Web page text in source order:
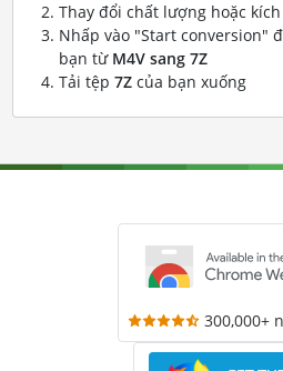
Thay đổi chất lượng hoặc
Nhấp vào "Start conversion"
bạn từ M4V sang 7Z
Tải tệp 7Zcủa bạn xuống
300,000+